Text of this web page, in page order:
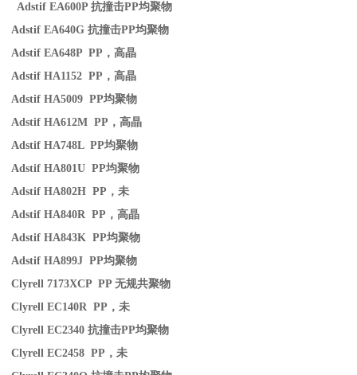
Adstif EA600P抗撞击PP均聚物
Adstif EA640G抗撞击PP均聚物
Adstif EA648P PP ，高晶
Adstif HA1152 PP ，高晶
Adstif HA5009 PP均聚物
Adstif HA612M PP ，高晶
Adstif HA748L PP均聚物
Adstif HA801U PP均聚物
Adstif HA802H PP ，未
Adstif HA840R PP ，高晶
Adstif HA843K PP均聚物
Adstif HA899J PP均聚物
Clyrell 7173XCP PP无规共聚物
Clyrell EC140R PP ，未
Clyrell EC2340抗撞击PP均聚物
Clyrell EC2458 PP ，未